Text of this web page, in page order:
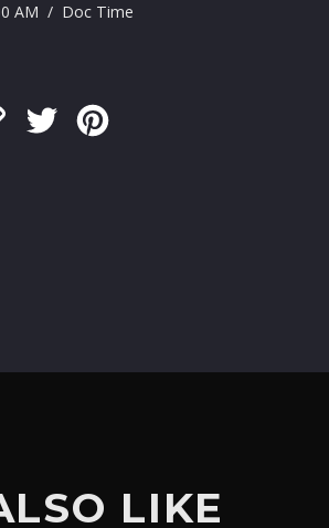
AM / Doc Time
Copy
Twitter
LIKE